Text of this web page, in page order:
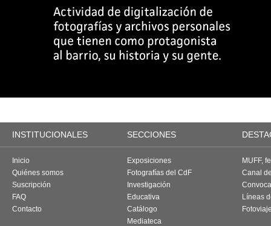
INSTITUCIONALES SECCIONES
Inicio
Quiénes somos
Suscripción
FAQ
Contacto
Exposiciones
Fotografías del CdF
Investigación
Educativa
Catálogo
Mediateca
MUFF,
Canal
Líneas